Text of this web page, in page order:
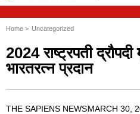
Home > Uncategorized
2024 राष्ट्रपती द्रौपदी
भारतरत्न प्रदान
THE SAPIENS NEWSMARCH 30,